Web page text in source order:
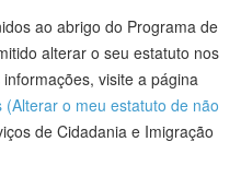
ao abrigo do Programa de
alterar o seu estatuto nos
visite a página
o meu estatuto de não
de Cidadania e Imigração